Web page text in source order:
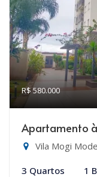
R$ 580.000
Apartamento
Vila Mogi
3 Quartos 1